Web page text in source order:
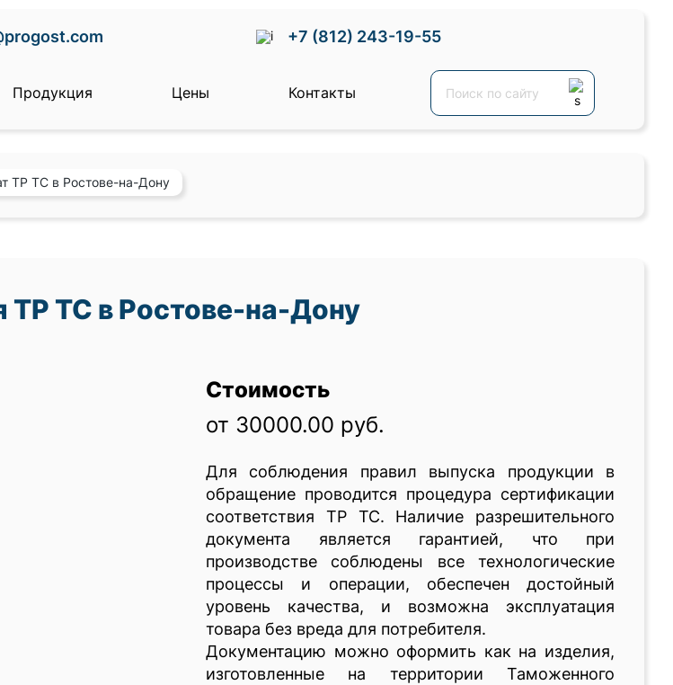
+7 (812) 243-19-55
Продукция Цены Контакты
ТР ТС в Ростове-на-Дону
ТР ТС в Ростове-на-Дону
Стоимость
от 30000.00 руб.
Для соблюдения правил выпуска продукции в
обращение проводится процедура сертификации
соответствия ТР ТС. Наличие разрешительного
документа является гарантией, что при
производстве соблюдены все технологические
процессы и операции, обеспечен достойный
уровень качества, и возможна эксплуатация
товара без вреда для потребителя.
Документацию можно оформить как на изделия,
изготовленные на территории Таможенного